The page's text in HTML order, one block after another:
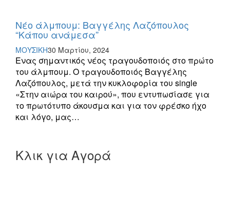
Νέο άλμπουμ: Βαγγέλης Λαζόπουλος
“Κάπου ανάμεσα”
ΜΟΥΣΙΚΗ30 Μαρτίου, 2024
Ενας σημαντικός νέος τραγουδοποιός στο πρώτο
του άλμπουμ. Ο τραγουδοποιός Βαγγέλης
Λαζόπουλος, μετά την κυκλοφορία του single
«Στην αιώρα του καιρού», που εντυπωσίασε για
το πρωτότυπο άκουσμα και για τον φρέσκο ήχο
και λόγο, μας…
Κλικ για Αγορά